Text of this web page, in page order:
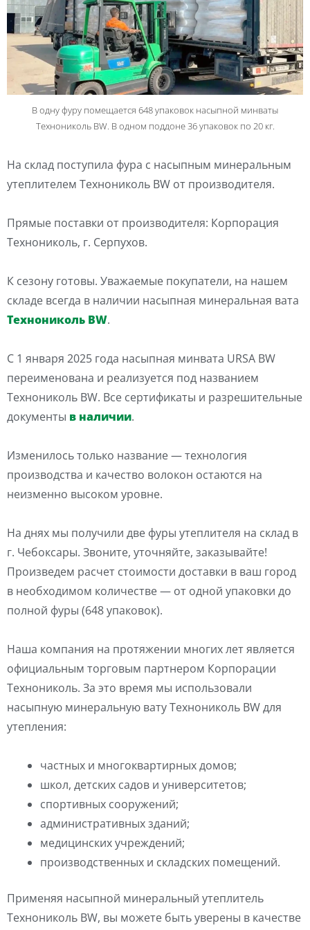
В одну фуру помещается 648 упаковок насыпной минваты
Технониколь BW. В одном поддоне 36 упаковок по 20 кг.
На склад поступила фура с насыпным минеральным
утеплителем Технониколь BW от производителя.
Прямые поставки от производителя: Корпорация
Технониколь, г. Серпухов.
К сезону готовы. Уважаемые покупатели, на нашем
складе всегда в наличии насыпная минеральная вата
Технониколь BW.
С 1 января 2025 года насыпная минвата URSA BW
переименована и реализуется под названием
Технониколь BW. Все сертификаты и разрешительные
документы в наличии.
Изменилось только название — технология
производства и качество волокон остаются на
неизменно высоком уровне.
На днях мы получили две фуры утеплителя на склад в
г. Чебоксары. Звоните, уточняйте, заказывайте!
Произведем расчет стоимости доставки в ваш город
в необходимом количестве — от одной упаковки до
полной фуры (648 упаковок).
Наша компания на протяжении многих лет является
официальным торговым партнером Корпорации
Технониколь. За это время мы использовали
насыпную минеральную вату Технониколь BW для
утепления:
частных и многоквартирных домов;
школ, детских садов и университетов;
спортивных сооружений;
административных зданий;
медицинских учреждений;
производственных и складских помещений.
Применяя насыпной минеральный утеплитель
Технониколь BW, вы можете быть уверены в качестве